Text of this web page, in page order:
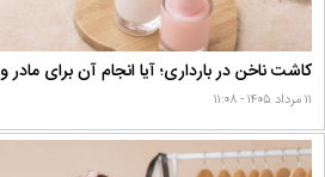
کاشت ناخن در بارداری؛ آیا انجام آن برای
۱۱ مرداد ۱۴۰۵ - ۱۱:۰۸